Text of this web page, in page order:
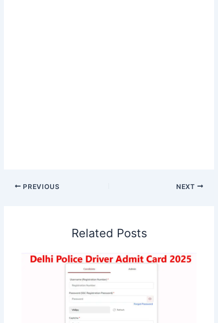
PREVIOUS NEXT
Related Posts